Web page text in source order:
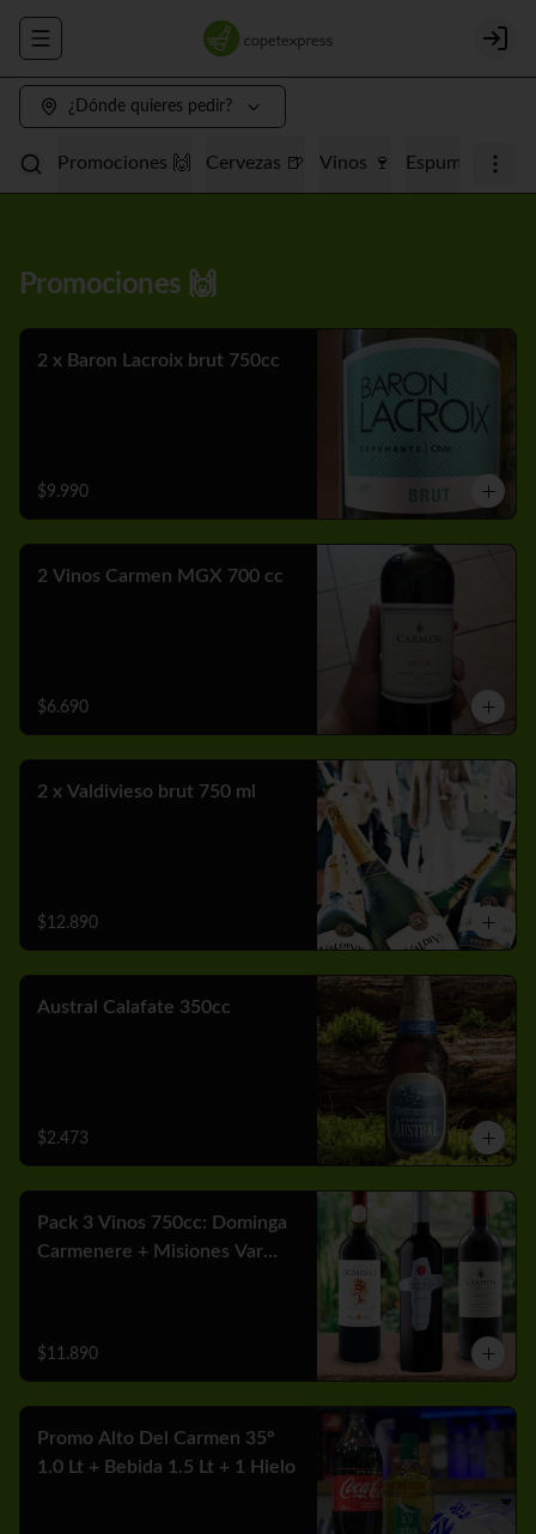
Abrir menu de navegación Login
¿Dónde quieres pedir?
Promociones 🙌 Cervezas 🍺 Vinos 🍷 Espumantes 🥂
Promociones 🙌
2 x Baron Lacroix brut 750cc
$9.990
2 Vinos Carmen MGX 700 cc
$6.690
2 x Valdivieso brut 750 ml
$12.890
Austral Calafate 350cc
$2.473
Pack 3 Vinos 750cc: Dominga
Carmenere + Misiones Var
$11.890
Promo Alto Del Carmen 35°
1.0 Lt + Bebida 1.5 Lt + 1 Hielo